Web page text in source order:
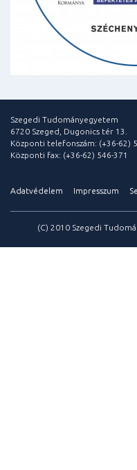
Szegedi Tudományegyetem
6720 Szeged, Dugonics tér 13.
Központi telefonszám: (+36-62)
Központi fax: (+36-62) 546-371
Adatvédelem Impresszum
(C) 2010 Szegedi